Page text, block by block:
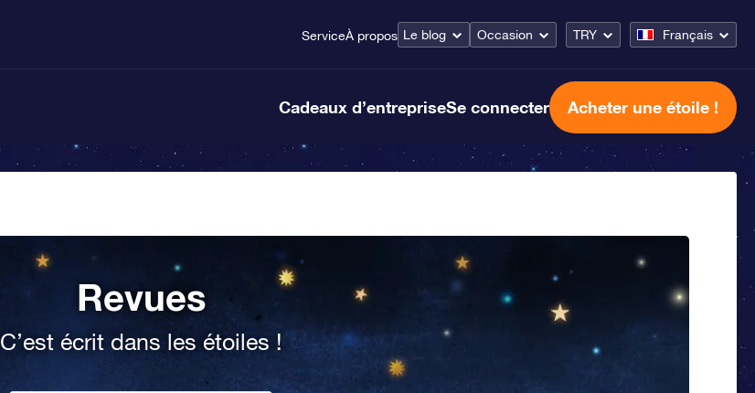
ServiceÀ propos Le blog Occasion TRY Français
Cadeaux d’entrepriseSe connecter Acheter une étoile !
Revues
C’est écrit dans les étoiles !